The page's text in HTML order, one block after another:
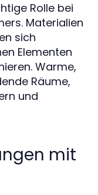
Rolle bei
Materialien
sich
Elementen
Warme,
Räume,
und
mit